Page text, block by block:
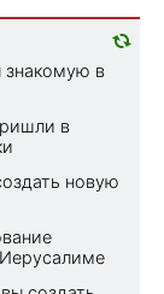
знакомую в
в
новую